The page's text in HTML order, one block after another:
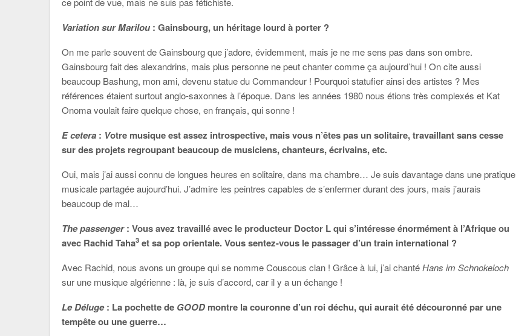
Variation sur Marilou : Gainsbourg, un héritage lourd à porter ?
On me parle souvent de Gainsbourg que j’adore, évidemment, mais je ne me sens pas dans son ombre.
Gainsbourg fait des alexandrins, mais plus personne ne peut chanter comme ça aujourd’hui ! On cite aussi
beaucoup Bashung, mon ami, devenu statue du Commandeur ! Pourquoi statufier ainsi des artistes ? Mes
références étaient surtout anglo-saxonnes à l’époque. Dans les années 1980 nous étions très complexés et Kat
Onoma voulait faire quelque chose, en français, qui sonne !
E cetera : Votre musique est assez introspective, mais vous n’êtes pas un solitaire, travaillant sans cesse
sur des projets regroupant beaucoup de musiciens, chanteurs, écrivains, etc.
Oui, mais j’ai aussi connu de longues heures en solitaire, dans ma chambre… Je suis davantage dans une pratique
musicale partagée aujourd’hui. J’admire les peintres capables de s’enfermer durant des jours, mais j’aurais
beaucoup de mal…
The passenger: Vous avez travaillé avec le producteur Doctor L qui s’intéresse énormément à l’Afrique ou
avec Rachid Taha3 et sa pop orientale. Vous sentez-vous le passager d’un train international ?
Avec Rachid, nous avons un groupe qui se nomme Couscous clan ! Grâce à lui, j’ai chantéHans im Schnokeloch
sur une musique algérienne : là, je suis d’accord, car il y a un échange !
Le Déluge: La pochette de GOOD montre la couronne d’un roi déchu, qui aurait été découronné par une
tempête ou une guerre…